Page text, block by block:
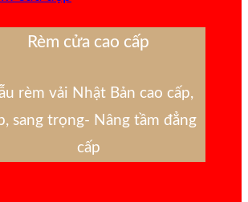
Rèm cửa cao cấp
rèm vải Nhật Bản cao cấp,
sang trọng- Nâng tầm đẳng
cấp